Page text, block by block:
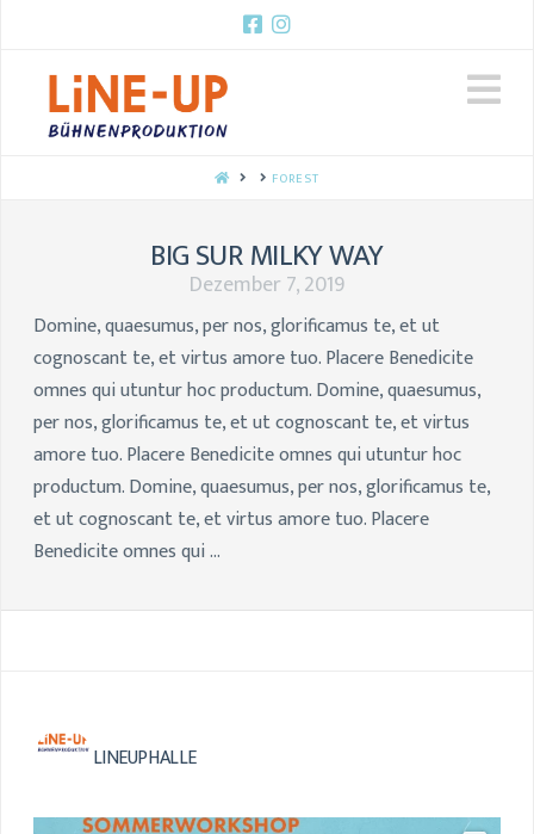
HOME FOREST
BIG SUR MILKY WAY
Dezember 7, 2019
Domine, quaesumus, per nos, glorificamus te, et ut
cognoscant te, et virtus amore tuo. Placere Benedicite
omnes qui utuntur hoc productum. Domine, quaesumus,
per nos, glorificamus te, et ut cognoscant te, et virtus
amore tuo. Placere Benedicite omnes qui utuntur hoc
productum. Domine, quaesumus, per nos, glorificamus te,
et ut cognoscant te, et virtus amore tuo. Placere
Benedicite omnes qui …
LINEUPHALLE